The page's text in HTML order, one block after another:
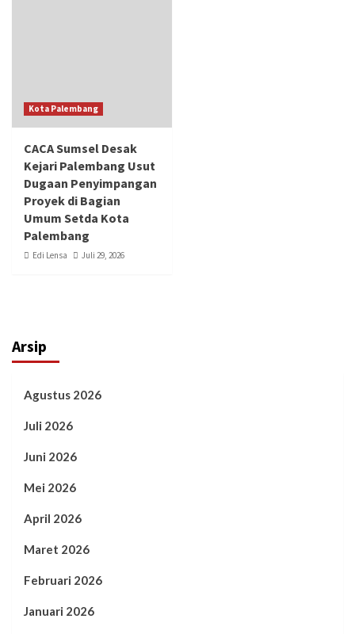
Kota Palembang
CACA Sumsel Desak
Kejari Palembang Usut
Dugaan Penyimpangan
Proyek di Bagian
Umum Setda Kota
Palembang
Edi Lensa Juli 29, 2026
Arsip
Agustus 2026
Juli 2026
Juni 2026
Mei 2026
April 2026
Maret 2026
Februari 2026
Januari 2026